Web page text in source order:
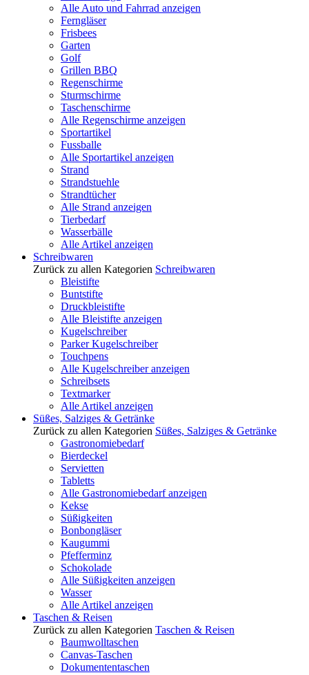
Alle Auto und Fahrrad anzeigen
Ferngläser
Frisbees
Garten
Golf
Grillen BBQ
Regenschirme
Sturmschirme
Taschenschirme
Alle Regenschirme anzeigen
Sportartikel
Fussballe
Alle Sportartikel anzeigen
Strand
Strandstuehle
Strandtücher
Alle Strand anzeigen
Tierbedarf
Wasserbälle
Alle Artikel anzeigen
Schreibwaren
Zurück zu allen Kategorien Schreibwaren
Bleistifte
Buntstifte
Druckbleistifte
Alle Bleistifte anzeigen
Kugelschreiber
Parker Kugelschreiber
Touchpens
Alle Kugelschreiber anzeigen
Schreibsets
Textmarker
Alle Artikel anzeigen
Süßes, Salziges & Getränke
Zurück zu allen Kategorien Süßes, Salziges & Getränke
Gastronomiebedarf
Bierdeckel
Servietten
Tabletts
Alle Gastronomiebedarf anzeigen
Kekse
Süßigkeiten
Bonbongläser
Kaugummi
Pfefferminz
Schokolade
Alle Süßigkeiten anzeigen
Wasser
Alle Artikel anzeigen
Taschen & Reisen
Zurück zu allen Kategorien Taschen & Reisen
Baumwolltaschen
Canvas-Taschen
Dokumententaschen